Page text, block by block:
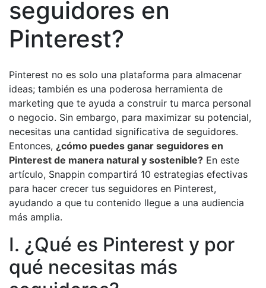
seguidores en
Pinterest?
Pinterest no es solo una plataforma para almacenar
ideas; también es una poderosa herramienta de
marketing que te ayuda a construir tu marca personal
o negocio. Sin embargo, para maximizar su potencial,
necesitas una cantidad significativa de seguidores.
Entonces, ¿cómo puedes ganar seguidores en
Pinterest de manera natural y sostenible? En este
artículo, Snappin compartirá 10 estrategias efectivas
para hacer crecer tus seguidores en Pinterest,
ayudando a que tu contenido llegue a una audiencia
más amplia.
I. ¿Qué es Pinterest y por
qué necesitas más